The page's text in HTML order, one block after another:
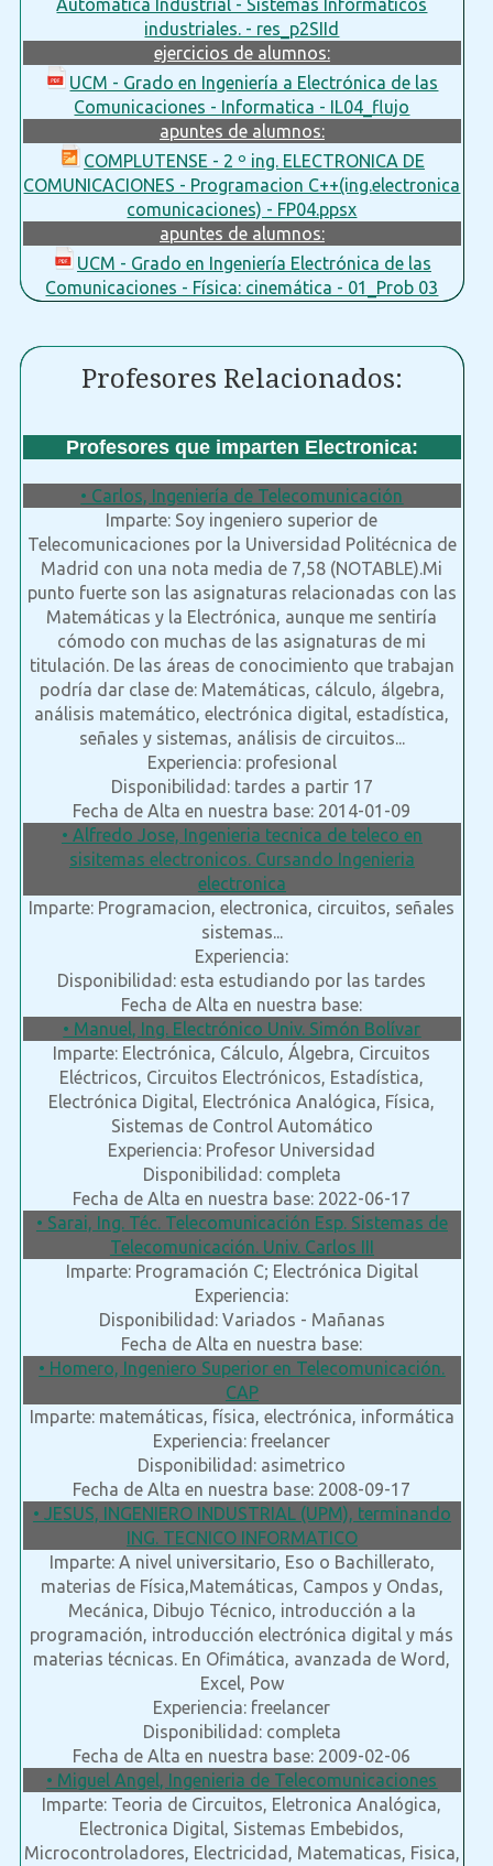
industriales. - res_p2SIId
ejercicios de alumnos:
UCM - Grado en Ingeniería a Electrónica de las
Comunicaciones - Informatica - IL04_flujo
apuntes de alumnos:
COMPLUTENSE - 2 º ing. ELECTRONICA DE
COMUNICACIONES - Programacion C++(ing.electronica
comunicaciones) - FP04.ppsx
apuntes de alumnos:
UCM - Grado en Ingeniería Electrónica de las
Comunicaciones - Física: cinemática - 01_Prob 03
Profesores Relacionados:
Profesores que imparten Electronica:
• Carlos, Ingeniería de Telecomunicación
Imparte: Soy ingeniero superior de
Telecomunicaciones por la Universidad Politécnica de
Madrid con una nota media de 7,58 (NOTABLE).Mi
punto fuerte son las asignaturas relacionadas con las
Matemáticas y la Electrónica, aunque me sentiría
cómodo con muchas de las asignaturas de mi
titulación. De las áreas de conocimiento que trabajan
podría dar clase de: Matemáticas, cálculo, álgebra,
análisis matemático, electrónica digital, estadística,
señales y sistemas, análisis de circuitos...
Experiencia: profesional
Disponibilidad: tardes a partir 17
Fecha de Alta en nuestra base: 2014-01-09
• Alfredo Jose, Ingenieria tecnica de teleco en
sisitemas electronicos. Cursando Ingenieria
electronica
Imparte: Programacion, electronica, circuitos, señales
sistemas...
Experiencia:
Disponibilidad: esta estudiando por las tardes
Fecha de Alta en nuestra base:
• Manuel, Ing. Electrónico Univ. Simón Bolívar
Imparte: Electrónica, Cálculo, Álgebra, Circuitos
Eléctricos, Circuitos Electrónicos, Estadística,
Electrónica Digital, Electrónica Analógica, Física,
Sistemas de Control Automático
Experiencia: Profesor Universidad
Disponibilidad: completa
Fecha de Alta en nuestra base: 2022-06-17
• Sarai, Ing. Téc. Telecomunicación Esp. Sistemas de
Telecomunicación. Univ. Carlos III
Imparte: Programación C; Electrónica Digital
Experiencia:
Disponibilidad: Variados - Mañanas
Fecha de Alta en nuestra base:
• Homero, Ingeniero Superior en Telecomunicación.
CAP
Imparte: matemáticas, física, electrónica, informática
Experiencia: freelancer
Disponibilidad: asimetrico
Fecha de Alta en nuestra base: 2008-09-17
• JESUS, INGENIERO INDUSTRIAL (UPM), terminando
ING. TECNICO INFORMATICO
Imparte: A nivel universitario, Eso o Bachillerato,
materias de Física,Matemáticas, Campos y Ondas,
Mecánica, Dibujo Técnico, introducción a la
programación, introducción electrónica digital y más
materias técnicas. En Ofimática, avanzada de Word,
Excel, Pow
Experiencia: freelancer
Disponibilidad: completa
Fecha de Alta en nuestra base: 2009-02-06
• Miguel Angel, Ingenieria de Telecomunicaciones
Imparte: Teoria de Circuitos, Eletronica Analógica,
Electronica Digital, Sistemas Embebidos,
Microcontroladores, Electricidad, Matematicas, Fisica,